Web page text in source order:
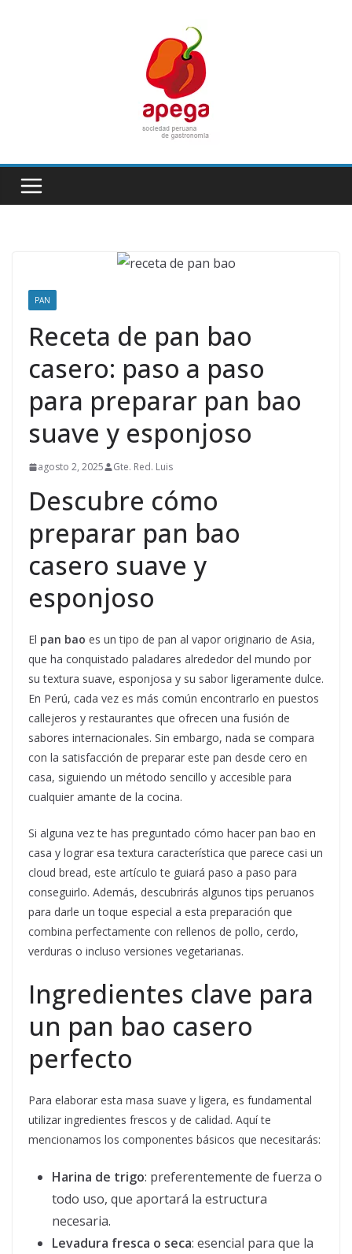
PAN
Receta de pan bao
casero: paso a paso
para preparar pan bao
suave y esponjoso
agosto 2, 2025 Gte. Red. Luis
Descubre cómo
preparar pan bao
casero suave y
esponjoso
El pan bao es un tipo de pan al vapor originario de Asia,
que ha conquistado paladares alrededor del mundo por
su textura suave, esponjosa y su sabor ligeramente dulce.
En Perú, cada vez es más común encontrarlo en puestos
callejeros y restaurantes que ofrecen una fusión de
sabores internacionales. Sin embargo, nada se compara
con la satisfacción de preparar este pan desde cero en
casa, siguiendo un método sencillo y accesible para
cualquier amante de la cocina.
Si alguna vez te has preguntado cómo hacer pan bao en
casa y lograr esa textura característica que parece casi un
cloud bread, este artículo te guiará paso a paso para
conseguirlo. Además, descubrirás algunos tips peruanos
para darle un toque especial a esta preparación que
combina perfectamente con rellenos de pollo, cerdo,
verduras o incluso versiones vegetarianas.
Ingredientes clave para
un pan bao casero
perfecto
Para elaborar esta masa suave y ligera, es fundamental
utilizar ingredientes frescos y de calidad. Aquí te
mencionamos los componentes básicos que necesitarás:
Harina de trigo: preferentemente de fuerza o
todo uso, que aportará la estructura
necesaria.
Levadura fresca o seca: esencial para que la